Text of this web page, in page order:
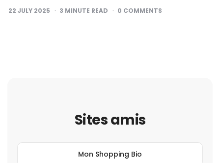
22 JULY 2025 3 MINUTE READ 0 COMMENTS
Sites amis
Mon Shopping Bio